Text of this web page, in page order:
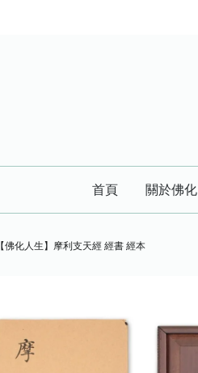
首頁 關於佛化
【佛化人生】摩利支天經 經書 經本